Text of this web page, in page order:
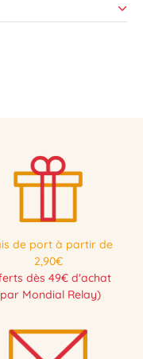
de port à partir de
2,90€
dès 49€ d'achat
Mondial Relay)